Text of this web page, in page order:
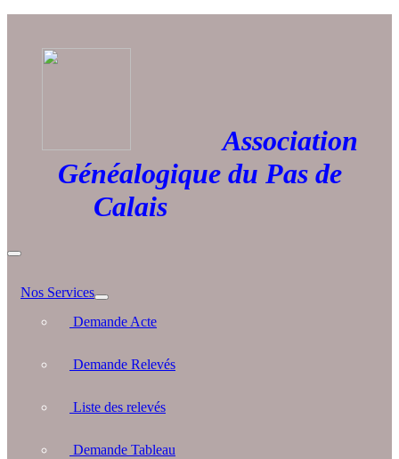
Association
Généalogique du Pas de
Calais
Nos Services
Demande Acte
Demande Relevés
Liste des relevés
Demande Tableau